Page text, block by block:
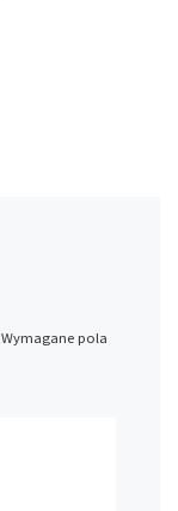
Wymagane pola